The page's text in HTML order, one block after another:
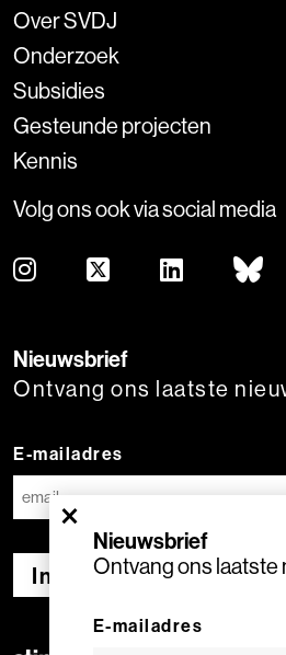
×
Nieuwsbrief
Ontvang ons laatste
E-mailadres
Over SVDJ
Onderzoek
Subsidies
Gesteunde projecten
Kennis
Volg ons ook via social media
Nieuwsbrief
Ontvang ons laatste
E-mailadres
Inschrijven